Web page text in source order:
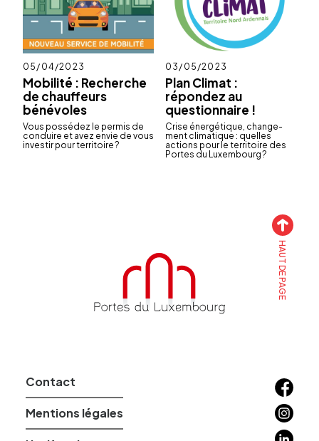
Mobilité : Recherche
de chauffeurs
bénévoles
Publié
le
05/04/2023
Vous possé­dez le permis de
conduire et avez envie de vous
inves­tir pour terri­toire ?
Plan Climat :
répondez au
questionnaire !
Publié
le
03/05/2023
Crise éner­gé­tique, chan­ge­
ment clima­tique : quelles
actions pour le terri­toire des
Portes du Luxem­bourg ?
HAUT DE PAGE
Contact
Mentions légales
Linkedin